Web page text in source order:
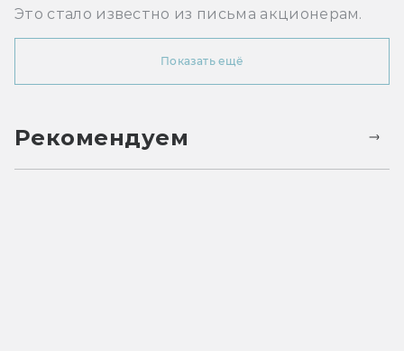
Это стало известно из письма акционерам.
Показать ещё
Рекомендуем